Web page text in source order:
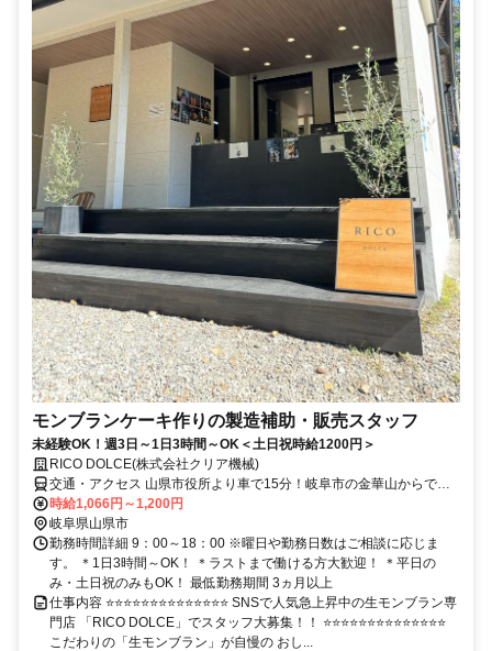
モンブランケーキ作りの製造補助・販売スタッフ
未経験OK！週3日～1日3時間～OK＜土日祝時給1200円＞
RICO DOLCE(株式会社クリア機械)
交通・アクセス 山県市役所より車で15分！岐阜市の金華山からでも
車で30分！＜車通勤OK＞
時給1,066円～1,200円
岐阜県山県市
勤務時間詳細 9：00～18：00 ※曜日や勤務日数はご相談に応じま
す。 ＊1日3時間～OK！ ＊ラストまで働ける方大歓迎！ ＊平日の
み・土日祝のみもOK！ 最低勤務期間 3ヵ月以上
仕事内容 ⭐⭐⭐⭐⭐⭐⭐⭐⭐⭐⭐⭐⭐⭐ SNSで人気急上昇中の生モンブラン専
門店 「RICO DOLCE」でスタッフ大募集！！ ⭐⭐⭐⭐⭐⭐⭐⭐⭐⭐⭐⭐⭐⭐
こだわりの「生モンブラン」が自慢の おし...